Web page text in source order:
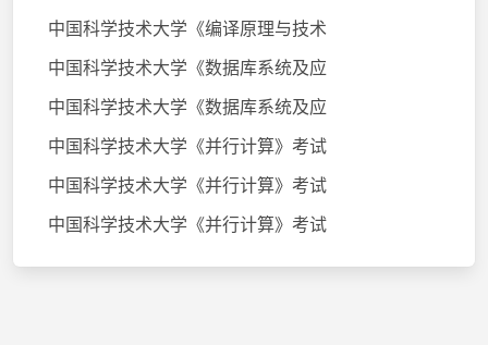
中国科学技术大学《编译原理与技术
中国科学技术大学《数据库系统及应
中国科学技术大学《数据库系统及应
中国科学技术大学《并行计算》考试
中国科学技术大学《并行计算》考试
中国科学技术大学《并行计算》考试